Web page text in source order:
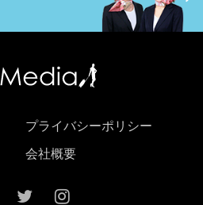
プライバシーポリシー
会社概要